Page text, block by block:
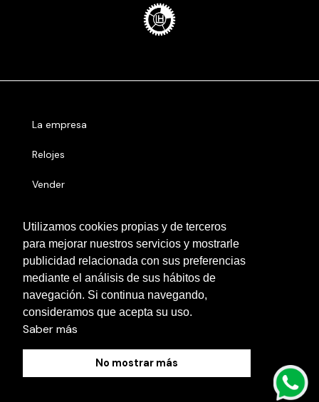
Utilizamos cookies propias y de terceros
para mejorar nuestros servicios y mostrarle
publicidad relacionada con sus preferencias
mediante el análisis de sus hábitos de
navegación. Si continua navegando,
consideramos que acepta su uso.
Saber más
No mostrar más
La empresa
Relojes
Vender
Otras localidades
Contacto
Blog
Política de Cookies